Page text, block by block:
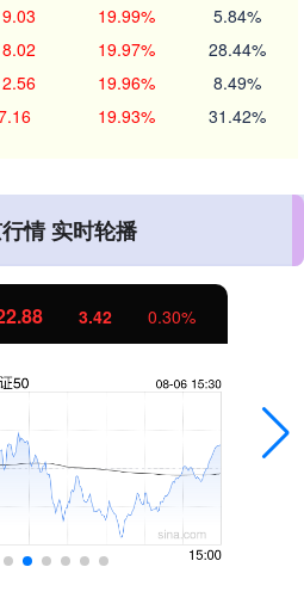
19.99% 5.84%
19.97% 28.44%
19.96% 8.49%
19.93% 31.42%
情 实时轮播
3.42 0.30%